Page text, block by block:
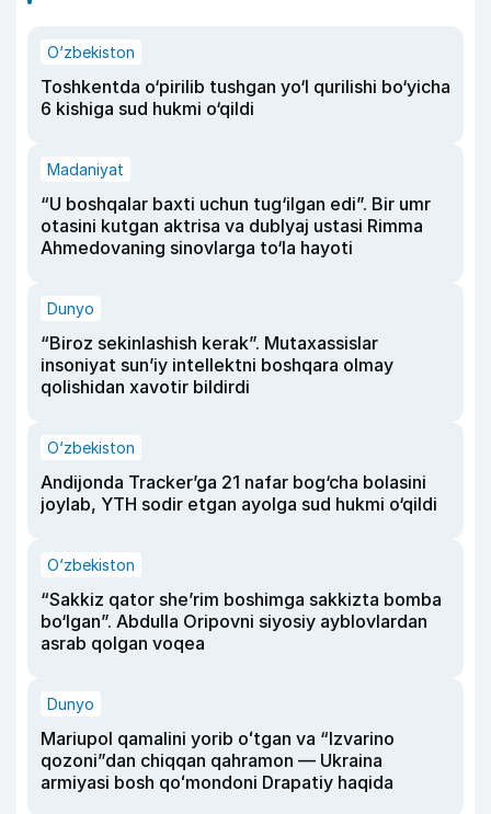
O‘zbekiston
Toshkentda o‘pirilib tushgan yo‘l qurilishi bo‘yicha
6 kishiga sud hukmi o‘qildi
Madaniyat
“U boshqalar baxti uchun tug‘ilgan edi”. Bir umr
otasini kutgan aktrisa va dublyaj ustasi Rimma
Ahmedovaning sinovlarga to‘la hayoti
Dunyo
“Biroz sekinlashish kerak”. Mutaxassislar
insoniyat sun’iy intellektni boshqara olmay
qolishidan xavotir bildirdi
O‘zbekiston
Andijonda Tracker’ga 21 nafar bog‘cha bolasini
joylab, YTH sodir etgan ayolga sud hukmi o‘qildi
O‘zbekiston
“Sakkiz qator she’rim boshimga sakkizta bomba
bo‘lgan”. Abdulla Oripovni siyosiy ayblovlardan
asrab qolgan voqea
Dunyo
Mariupol qamalini yorib oʻtgan va “Izvarino
qozoni”dan chiqqan qahramon — Ukraina
armiyasi bosh qoʻmondoni Drapatiy haqida